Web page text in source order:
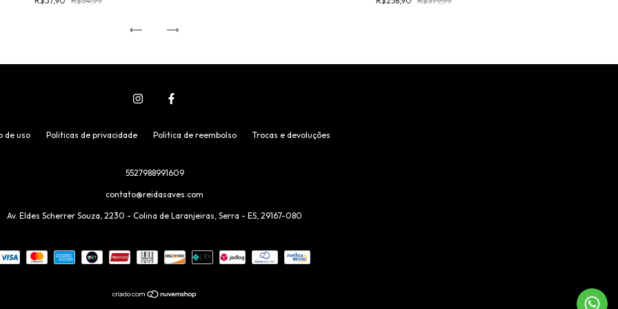
de uso Politicas de privacidade Politica de reembolso Trocas e devoluções
5527988991609
contato@reidasaves.com
Av. Eldes Scherrer Souza, 2230 - Colina de Laranjeiras, Serra - ES, 29167-080